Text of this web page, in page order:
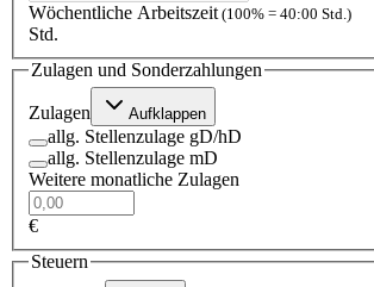
Wöchentliche Arbeitszeit (100% = 40:00 Std.)
Std.
Zulagen und Sonderzahlungen
Zulagen Aufklappen
allg. Stellenzulage gD/hD
allg. Stellenzulage mD
Weitere monatliche Zulagen
€
Steuern